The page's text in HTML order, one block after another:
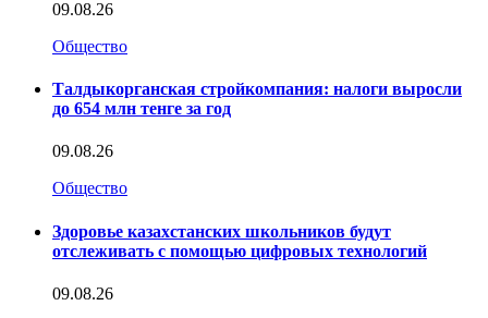
09.08.26
Общество
Талдыкорганская стройкомпания: налоги выросли
до 654 млн тенге за год
09.08.26
Общество
Здоровье казахстанских школьников будут
отслеживать с помощью цифровых технологий
09.08.26